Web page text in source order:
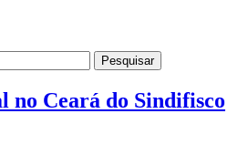
no Ceará do Sindifisco